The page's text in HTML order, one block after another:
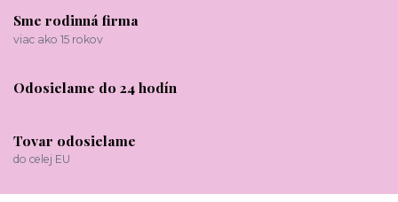
Sme rodinná firma
viac ako 15 rokov
Odosielame do 24 hodín
Tovar odosielame
do celej EU